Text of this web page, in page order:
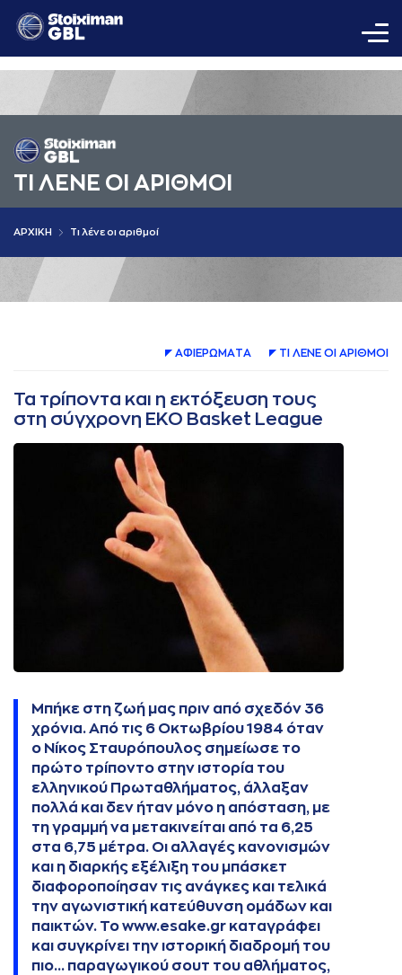
ΤΙ ΛΕΝΕ ΟΙ AΡΙΘΜΟΙ
AΡΧΙΚΗ Τι λένε οι αριθμοί
AΦΙΕΡΩΜAΤA ΤΙ ΛΕΝΕ ΟΙ AΡΙΘΜΟΙ
Τα τρίποντα και η εκτόξευση τους
στη σύγχρονη ΕΚΟ Basket League
Μπήκε στη ζωή μας πριν από σχεδόν 36
χρόνια. Από τις 6 Οκτωβρίου 1984 όταν
ο Νίκος Σταυρόπουλος σημείωσε το
πρώτο τρίποντο στην ιστορία του
ελληνικού Πρωταθλήματος, άλλαξαν
πολλά και δεν ήταν μόνο η απόσταση, με
τη γραμμή να μετακινείται από τα 6,25
στα 6,75 μέτρα. Οι αλλαγές κανονισμών
και η διαρκής εξέλιξη του μπάσκετ
διαφοροποίησαν τις ανάγκες και τελικά
την αγωνιστική κατεύθυνση ομάδων και
παικτών. Το www.esake.gr καταγράφει
και συγκρίνει την ιστορική διαδρομή του
πιο... παραγωγικού σουτ του αθλήματος,